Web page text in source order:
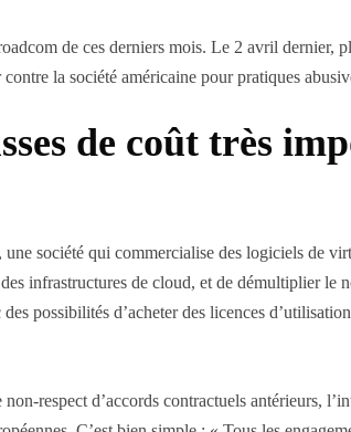
de ces derniers mois. Le 2 avril dernier,
la société américaine pour pratiques
de coût très
société qui commercialise des logiciels de
infrastructures de cloud, et de démultiplier le
possibilités d’acheter des licences
respect d’accords contractuels antérieurs,